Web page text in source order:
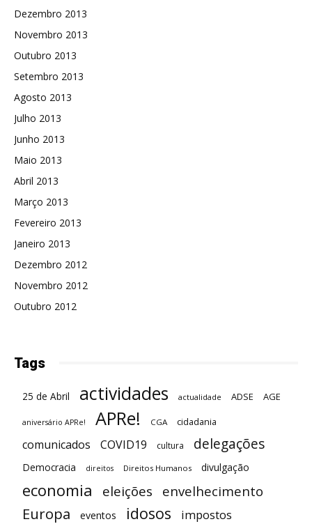
Dezembro 2013
Novembro 2013
Outubro 2013
Setembro 2013
Agosto 2013
Julho 2013
Junho 2013
Maio 2013
Abril 2013
Março 2013
Fevereiro 2013
Janeiro 2013
Dezembro 2012
Novembro 2012
Outubro 2012
Tags
25 de Abril actividades actualidade ADSE AGE
aniversário APRe! APRe! CGA cidadania
comunicados COVID19 cultura delegações
Democracia direitos Direitos Humanos divulgação
economia eleições envelhecimento
Europa eventos idosos impostos